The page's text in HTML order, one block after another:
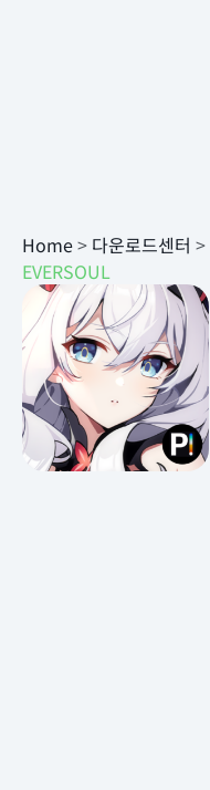
Home> 다운로드센터 >
EVERSOUL